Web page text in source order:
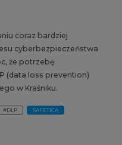
coraz bardziej
cyberbezpieczeństwa
że potrzebę
(data loss prevention)
w Kraśniku.
#DLP
SAFETICA